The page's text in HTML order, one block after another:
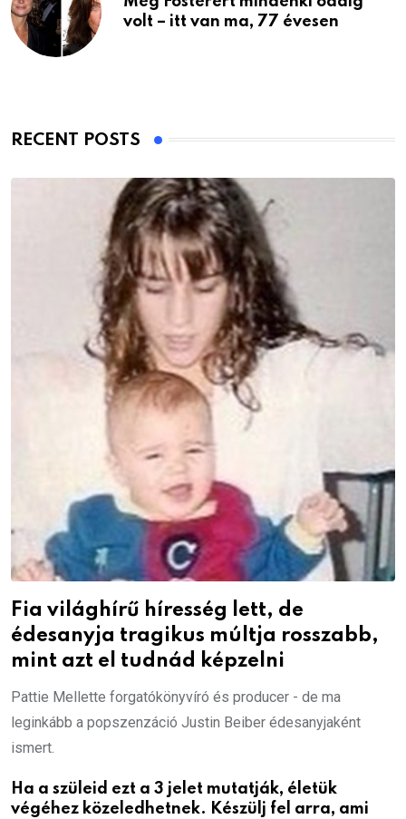
volt – itt van ma, 77 évesen
RECENT POSTS
Fia világhírű híresség lett, de
édesanyja tragikus múltja rosszabb,
mint azt el tudnád képzelni
Pattie Mellette forgatókönyvíró és producer - de ma
leginkább a popszenzáció Justin Beiber édesanyjaként
ismert.
Ha a szüleid ezt a 3 jelet mutatják, életük
végéhez közeledhetnek. Készülj fel arra, ami